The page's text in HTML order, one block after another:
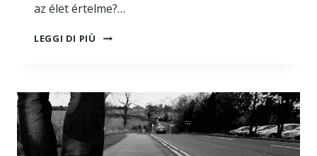
az élet értelme?…
LEGGI DI PIÙ
CÉLUNK